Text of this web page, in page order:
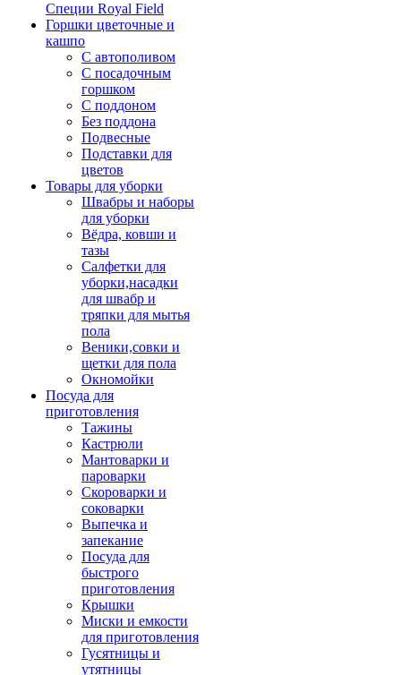
Специи Royal Field
Горшки цветочные и
кашпо
С автополивом
С посадочным
горшком
С поддоном
Без поддона
Подвесные
Подставки для
цветов
Товары для уборки
Швабры и наборы
для уборки
Вёдра, ковши и
тазы
Салфетки для
уборки,насадки
для швабр и
тряпки для мытья
пола
Веники,совки и
щетки для пола
Окномойки
Посуда для
приготовления
Тажины
Кастрюли
Мантоварки и
пароварки
Скороварки и
соковарки
Выпечка и
запекание
Посуда для
быстрого
приготовления
Крышки
Миски и емкости
для приготовления
Гусятницы и
утятницы